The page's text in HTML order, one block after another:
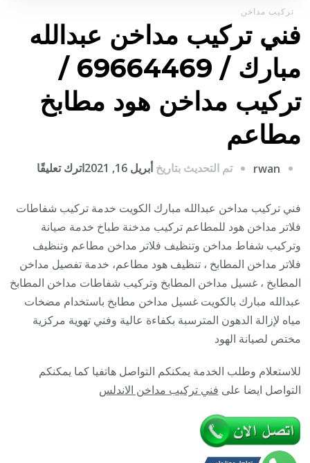
تركيب مداخن
فني تركيب مداخن عبدالله
مبارك / 69664469 /
تركيب مداخن هود مطابخ
مطاعم
rwan تم التحديث بتاريخأبريل 16, 2021 اترك تعليقًا
تركيب
مبارك
/
فني تركيب مداخن عبدالله مبارك الكويت خدمة تركيب شفاطات
فلاتر مداخن هود للمطاعم تركيب مدخنة طباخ خدمة صيانة
وتركيب شفاط مداخن وتنظيف فلاتر مداخن مطاعم وتنظيف
فلاتر مداخن المطابخ ، تنظيف هود مطاعم، خدمة تفصيل مداخن
المطابخ ، غسيل مداخن المطابخ وتركيب شفاطات مداخن المطابخ
عبدالله مبارك بالكويت غسيل مداخن مطابخ باستخدام مضخات
مياه لإزالة الدهون المترسبة بكفاءة عالية وفني تهوية مركزية
مختص لصيانة الهود
للاستعلام وطلب الخدمة يمكنكم التواصل هاتفيا كما يمكنكم
التواصل ايضا على فني تركيب مداخن الاندلس